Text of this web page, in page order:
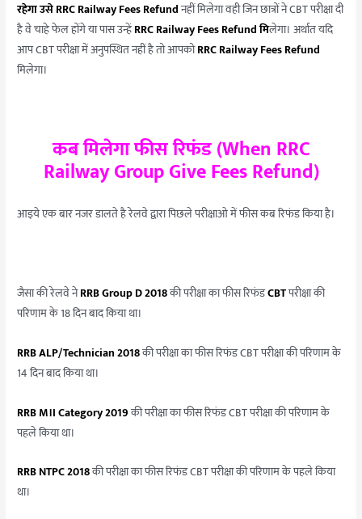
रहेगा उसेRRC Railway Fees Refundनहीं मिलेगा वही जिन छात्रों ने CBT परीक्षा दी
है वे चाहे फेल होंगे या पास उन्हेंRRC Railway Fees Refund मिलेगा। अर्थात यदि
आप CBT परीक्षा में अनुपस्थित नहीं है तो आपकोRRC Railway Fees Refund
मिलेगा।
कब मिलेगा फीस रिफंड (When RRC
Railway Group Give Fees Refund)
आइये एक बार नजर डालते है रेलवे द्वारा पिछले परीक्षाओ में फीस कब रिफंड किया है।
जैसा की रेलवे नेRRB Group D 2018की परीक्षा का फीस रिफंडCBTपरीक्षा की
परिणाम के 18 दिन बाद किया था।
RRB ALP/Technician 2018की परीक्षा का फीस रिफंड CBT परीक्षा की परिणाम के
14 दिन बाद किया था।
RRB M।I Category 2019की परीक्षा का फीस रिफंड CBT परीक्षा की परिणाम के
पहले किया था।
RRB NTPC 2018की परीक्षा का फीस रिफंड CBT परीक्षा की परिणाम के पहले किया
था।